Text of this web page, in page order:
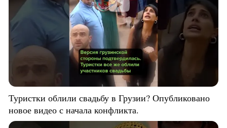
Туристки облили свадьбу в Грузии? Опубликовано
новое видео с начала конфликта.